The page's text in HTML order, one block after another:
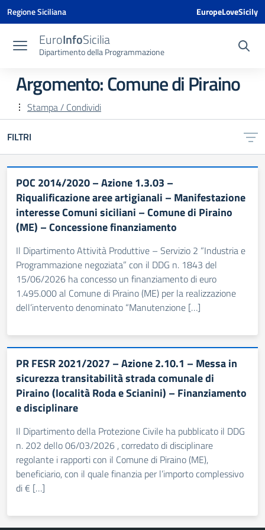
Vai ai contenuti
Vai al menu di navigazione
Vai al footer
Vai al banner delle Cookie Policy
Regione Siciliana EuropeLoveSicily
EuroInfoSicilia
Dipartimento della Programmazione
Argomento: Comune di Piraino
Stampa / Condividi
FILTRI
POC 2014/2020 – Azione 1.3.03 –
Riqualificazione aree artigianali – Manifestazione
interesse Comuni siciliani – Comune di Piraino
(ME) – Concessione finanziamento
Il Dipartimento Attività Produttive – Servizio 2 “Industria e
Programmazione negoziata” con il DDG n. 1843 del
15/06/2026 ha concesso un finanziamento di euro
1.495.000 al Comune di Piraino (ME) per la realizzazione
dell’intervento denominato “Manutenzione […]
PR FESR 2021/2027 – Azione 2.10.1 – Messa in
sicurezza transitabilità strada comunale di
Piraino (località Roda e Scianini) – Finanziamento
e disciplinare
Il Dipartimento della Protezione Civile ha pubblicato il DDG
n. 202 dello 06/03/2026 , corredato di disciplinare
regolante i rapporti con il Comune di Piraino (ME),
beneficiario, con il quale finanzia per l’importo complessivo
di € […]